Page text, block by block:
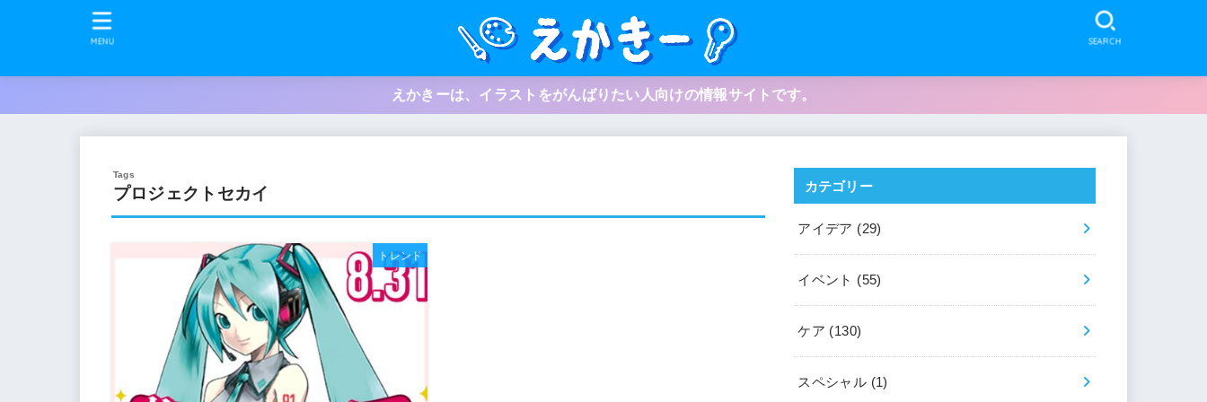
SEARCH
MENU
えかきーは、イラストをがんばりたい人向けの情報サイトです。
プロジェクトセカイ
トレンド
カテゴリー
アイデア (29)
イベント (55)
ケア (130)
スペシャル (1)